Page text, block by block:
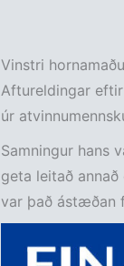
Vinstri
Aftureldingar
úr
Samningur hans
geta leitað
var það ástæðan